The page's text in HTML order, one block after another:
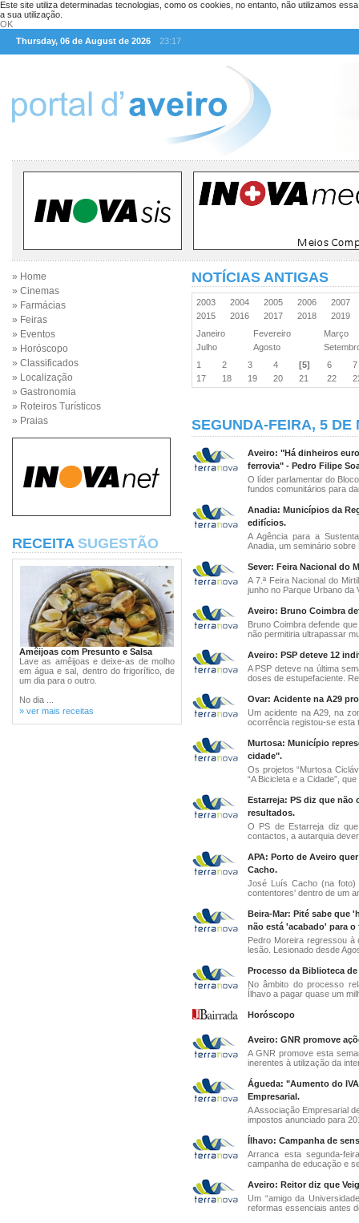
Este site utiliza determinadas tecnologias, como os cookies, no entanto, não utilizamos
a sua utilização.
OK
Thursday, 06 de August de 2026
23:17
» Home
» Cinemas
» Farmácias
» Feiras
» Eventos
» Horóscopo
» Classificados
» Localização
» Gastronomia
» Roteiros Turísticos
» Praias
RECEITA SUGESTÃO
Amêijoas com Presunto e Salsa
Lave as amêijoas e deixe-as de molho
em água e sal, dentro do frigorífico, de
um dia para o outro.
No dia ...
» ver mais receitas
NOTÍCIAS ANTIGAS
2003 2004 2005 2006
2007
2015
2016 2017 2018
2019
Janeiro
Fevereiro
Março
Julho
Agosto
1
2 3 4 [5] 6
17
18 19 20 21 22
SEGUNDA-FEIRA, 5 DE
Aveiro: "Há dinheiros
ferrovia" - Pedro Filipe
O líder parlamentar do
fundos comunitários para
Anadia: Municípios da
edifícios.
A Agência para a
Anadia, um seminário sobre
Sever: Feira Nacional do
A 7.ª Feira Nacional do
junho no Parque Urbano da
Aveiro: Bruno Coimbra
Bruno Coimbra defende
não permitiria ultrapassar
Aveiro: PSP deteve 12
A PSP deteve na última
doses de estupefaciente.
Ovar: Acidente na A29
Um acidente na A29, na
ocorrência registou-se esta
Murtosa: Município
cidade".
Os projetos “Murtosa
“A Bicicleta e a Cidade”, que
Estarreja: PS diz que não
resultados.
O PS de Estarreja diz
contactos, a autarquia
APA: Porto de Aveiro
Cacho.
José Luís Cacho (na foto)
contentores' dentro de um
Beira-Mar: Pité sabe que
não está 'acabado' para
Pedro Moreira regressou à
lesão. Lesionado desde
Processo da Biblioteca
No âmbito do processo
Ílhavo a pagar quase um
Horóscopo
Aveiro: GNR promove
A GNR promove esta
inerentes à utilização da
Águeda: "Aumento do
Empresarial.
A Associação Empresarial
impostos anunciado para
Ílhavo: Campanha de
Arranca esta segunda-
campanha de educação e
Aveiro: Reitor diz que
Um “amigo da
reformas essenciais antes